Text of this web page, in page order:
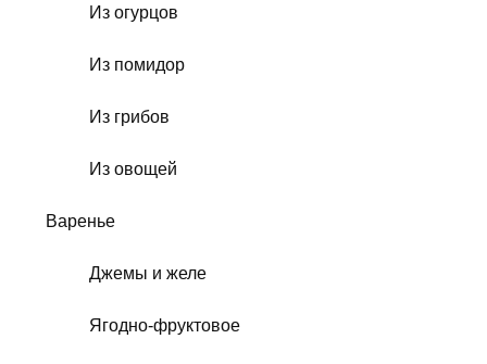
Из огурцов
Из помидор
Из грибов
Из овощей
Варенье
Джемы и желе
Ягодно-фруктовое